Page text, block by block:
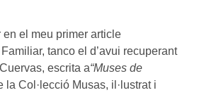
en el meu primer article
tanco el d’avui recuperant
escrita a“Muses de
la Col·lecció Musas, il·lustrat i